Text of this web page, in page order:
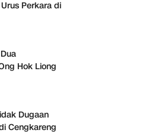
Perkara di
Hok Liong
Dugaan
Cengkareng